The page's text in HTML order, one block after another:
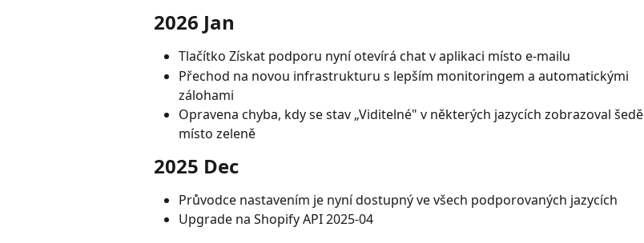
2026 Jan
Tlačítko Získat podporu nyní otevírá chat v aplikaci místo e-mailu
Přechod na novou infrastrukturu s lepším monitoringem a automatickými
zálohami
Opravena chyba, kdy se stav „Viditelné" v některých jazycích zobrazoval šedě
místo zeleně
2025 Dec
Průvodce nastavením je nyní dostupný ve všech podporovaných jazycích
Upgrade na Shopify API 2025-04